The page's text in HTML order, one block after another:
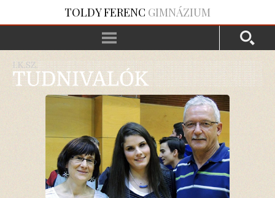
TOLDY FERENC GIMNÁZIUM